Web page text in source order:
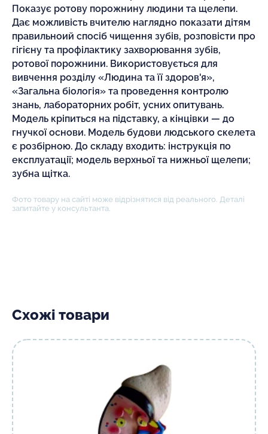
Показує ротову порожнину людини та щелепи.
Дає можливість вчителю наглядно показати дітям
правильноий спосіб чищення зубів, розповісти про
гігієну та профілактику захворювання зубів,
ротової порожнини. Використовується для
вивчення розділу «Людина та її здоров'я»,
«Загальна біологія» та проведення контролю
знань, лабораторних робіт, усних опитувань.
Модель кріпиться на підставку, а кінцівки — до
гнучкої основи. Модель будови людського скелета
є розбірною. До складу входить: інструкція по
експлуатації; модель верхньої та нижньої щелепи;
зубна щітка.
Фото товару на сайті може відрізнятися від реального. Деталі
запитайте у консультанта.
Схожі товари